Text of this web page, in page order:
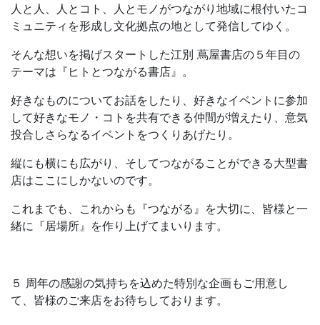
人と人、人とコト、人とモノがつながり地域に根付いたコ
ミュニティを形成し文化拠点の地として発信してゆく。
そんな想いを掲げスタートした江別 蔦屋書店の５年目の
テーマは『ヒトとつながる書店』。
好きなものについてお話をしたり、好きなイベントに参加
して好きなモノ・コトを共有できる仲間が増えたり、意気
投合しさらなるイベントをつくりあげたり。
縦にも横にも広がり、そしてつながることができる大型書
店はここにしかないのです。
これまでも、これからも『つながる』を大切に、皆様と一
緒に『居場所』を作り上げてまいります。
５ 周年の感謝の気持ちを込めた特別な企画もご用意し
て、皆様のご来店をお待ちしております。